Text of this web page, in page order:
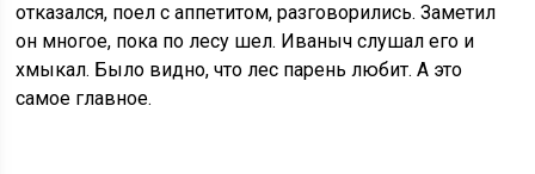
отказался, поел с аппетитом, разговорились. Заметил
он многое, пока по лесу шел. Иваныч слушал его и
хмыкал. Было видно, что лес парень любит. А это
самое главное.